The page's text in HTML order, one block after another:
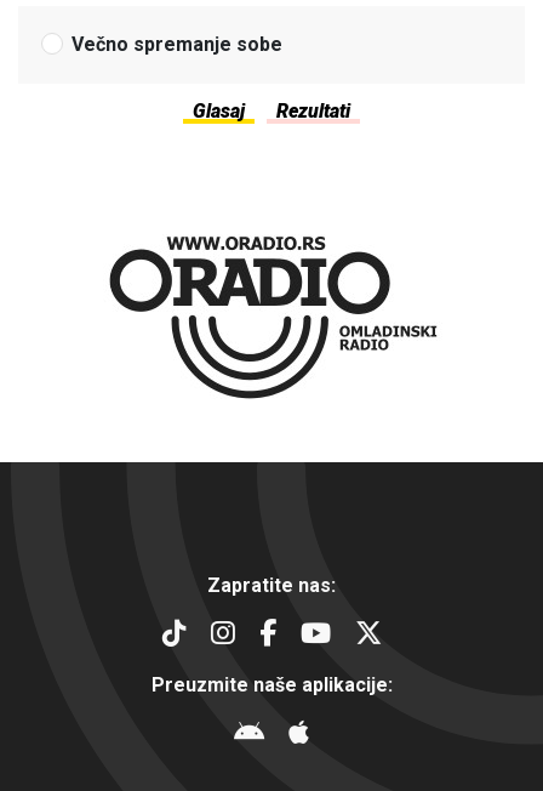
Večno spremanje sobe
Zapratite nas:
Preuzmite naše aplikacije: